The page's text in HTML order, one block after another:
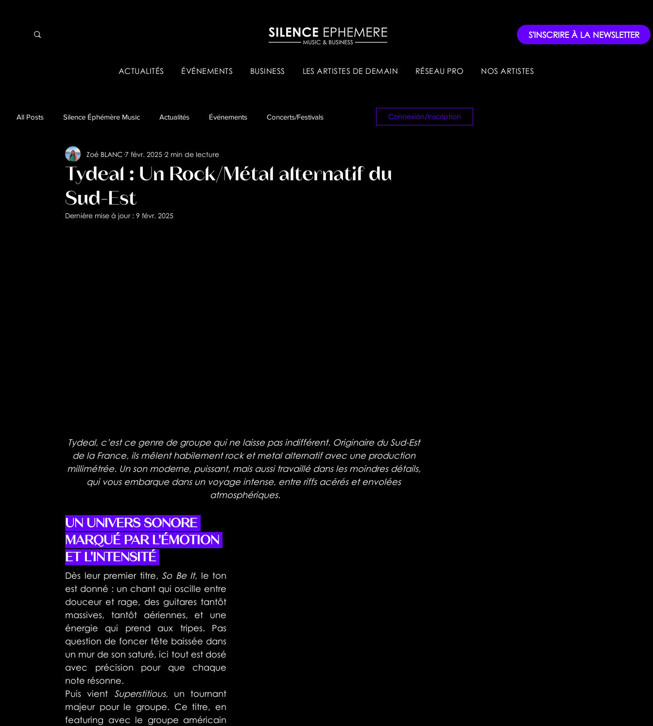
S'INSCRIRE À LA NEWSLETTER
ACTUALITÉS ÉVÉNEMENTS BUSINESS LES ARTISTES DE DEMAIN RÉSEAU PRO NOS ARTISTES
All Posts Silence Éphémère Music Actualités Événements Concerts/Festivals
Événements pros & Tremplins Business Analyses & Tips
Connexion/Inscription
Tydeal : Un Rock/Métal alternatif du
Sud-Est
Zoé BLANC 7 févr. 2025 2 min de lecture
Dernière mise à jour : 9 févr. 2025
Tydeal, c’est ce genre de groupe qui ne laisse pas indifférent. Originaire du Sud-Est
de la France, ils mêlent habilement rock et metal alternatif avec une production
millimétrée. Un son moderne, puissant, mais aussi travaillé dans les moindres détails,
qui vous embarque dans un voyage intense, entre riffs acérés et envolées
atmosphériques.
UN UNIVERS SONORE
MARQUÉ PAR L'ÉMOTION
ET L'INTENSITÉ
Dès leur premier titre, So Be It, le ton
est donné : un chant qui oscille entre
douceur et rage, des guitares tantôt
massives, tantôt aériennes, et une
énergie qui prend aux tripes. Pas
question de foncer tête baissée dans
un mur de son saturé, ici tout est dosé
avec précision pour que chaque
note résonne.
Puis vient Superstitious, un tournant
majeur pour le groupe. Ce titre, en
featuring avec le groupe américain